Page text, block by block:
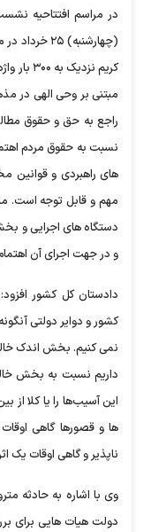
در مراسم افتتاحیه
(چهارشنبه)
کریم
مبتنی بر وحی الهی در
راجع به حق و حقوق
نسبت به حقوق مردم
های راهبردی و
مهم و قابل توجه است.
دستگاه های اجرایی و
و در جهت اجرای آن اهتمام
دادستان کل کشور
کشور و دوایر دولتی
نمی کنیم. بخش اندک
داریم نسبت به بخش
این آسیب‌ها را یا کلا از
ها و قصورها گاهی
ناپذیر و گاهی اوقات یک
وی با اشاره به حادثه
دولت هیات هایی برای